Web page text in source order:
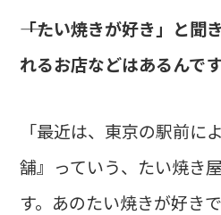
――「たい焼きが好き」と
れるお店などはあるんで
「最近は、東京の駅前に
舗』っていう、たい焼き
す。あのたい焼きが好き